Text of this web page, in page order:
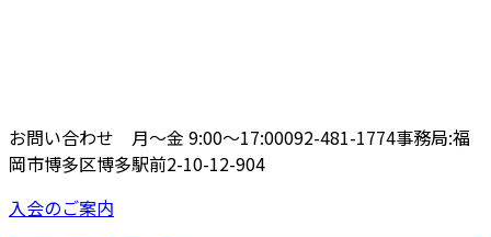
お問い合わせ 月〜金 9:00〜17:00092-481-1774事務局:福
岡市博多区博多駅前2-10-12-904
入会のご案内